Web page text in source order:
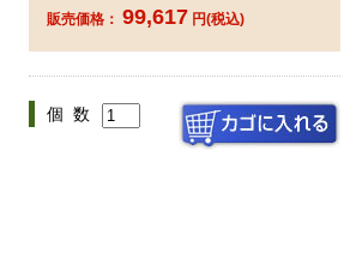
販売価格： 99,617 円(税込)
個 数